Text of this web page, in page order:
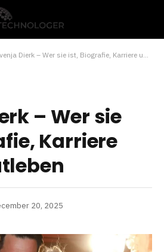
Dierk – Wer sie ist, Biografie, Karriere und Privatleben
– Wer sie
Karriere
20, 2025